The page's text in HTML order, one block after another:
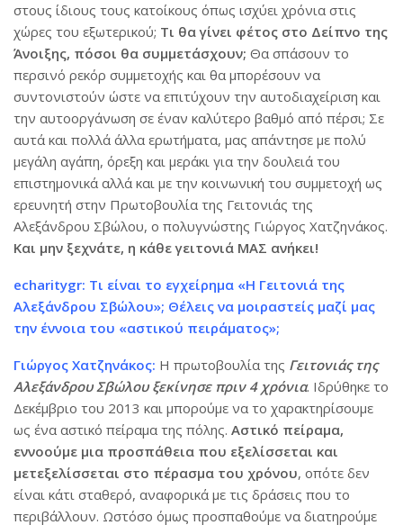
στους ίδιους τους κατοίκους όπως ισχύει χρόνια στις
χώρες του εξωτερικού; Τι θα γίνει φέτος στο Δείπνο της
Άνοιξης, πόσοι θα συμμετάσχουν; Θα σπάσουν το
περσινό ρεκόρ συμμετοχής και θα μπορέσουν να
συντονιστούν ώστε να επιτύχουν την αυτοδιαχείριση και
την αυτοοργάνωση σε έναν καλύτερο βαθμό από πέρσι; Σε
αυτά και πολλά άλλα ερωτήματα, μας απάντησε με πολύ
μεγάλη αγάπη, όρεξη και μεράκι για την δουλειά του
επιστημονικά αλλά και με την κοινωνική του συμμετοχή ως
ερευνητή στην Πρωτοβουλία της Γειτονιάς της
Αλεξάνδρου Σβώλου, ο πολυγνώστης Γιώργος Χατζηνάκος.
Και μην ξεχνάτε, η κάθε γειτονιά ΜΑΣ ανήκει!
echaritygr: Τι είναι το εγχείρημα «Η Γειτονιά της
Αλεξάνδρου Σβώλου»; Θέλεις να μοιραστείς μαζί μας
την έννοια του «αστικού πειράματος»;
Γιώργος Χατζηνάκος: Η πρωτοβουλία της Γειτονιάς της
Αλεξάνδρου Σβώλου ξεκίνησε πριν 4 χρόνια. Ιδρύθηκε το
Δεκέμβριο του 2013 και μπορούμε να το χαρακτηρίσουμε
ως ένα αστικό πείραμα της πόλης. Αστικό πείραμα,
εννοούμε μια προσπάθεια που εξελίσσεται και
μετεξελίσσεται στο πέρασμα του χρόνου, οπότε δεν
είναι κάτι σταθερό, αναφορικά με τις δράσεις που το
περιβάλλουν. Ωστόσο όμως προσπαθούμε να διατηρούμε